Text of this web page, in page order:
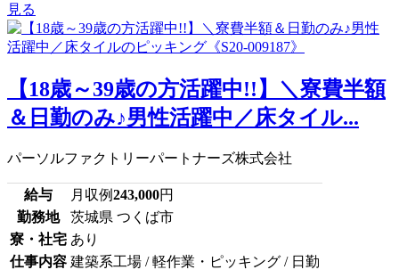
見る
【18歳～39歳の方活躍中!!】＼寮費半額
＆日勤のみ♪男性活躍中／床タイル...
パーソルファクトリーパートナーズ株式会社
給与 月収例243,000円
勤務地
茨城県 つくば市
寮・社宅 あり
仕事内容 建築系工場 / 軽作業・ピッキング / 日勤